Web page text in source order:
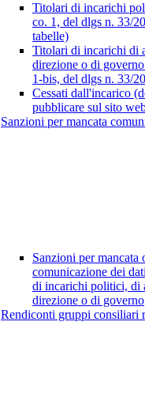
Titolari di incarichi
co. 1, del dlgs n. 33/
tabelle)
Titolari di incarichi di
direzione o di
1-bis, del dlgs n. 33/
Cessati dall'incarico
pubblicare sul sito
Sanzioni per mancata
Sanzioni per mancata
comunicazione dei
di incarichi politici, di
direzione o di governo
Rendiconti gruppi consiliari